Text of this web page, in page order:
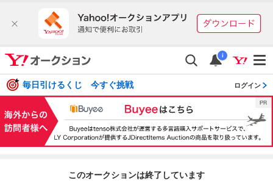
i
毎日引けるくじ 今すぐ挑戦 ログイン
このオークションは終了しています